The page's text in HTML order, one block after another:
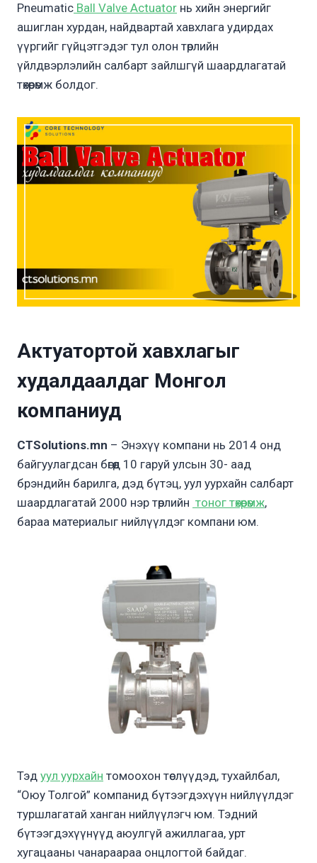
Pneumatic Ball Valve Actuator нь хийн энергийг
ашиглан хурдан, найдвартай хавхлага удирдах
үүргийг гүйцэтгэдэг тул олон төрлийн
үйлдвэрлэлийн салбарт зайлшгүй шаардлагатай
төхөөрөмж болдог.
Актуатортой хавхлагыг
худалдаалдаг Монгол
компаниуд
CTSolutions.mn – Энэхүү компани нь 2014 онд
байгуулагдсан бөгөөд 10 гаруй улсын 30- аад
брэндийн барилга, дэд бүтэц, уул уурхайн салбарт
шаардлагатай 2000 нэр төрлийн тоног төхөөрөмж,
бараа материалыг нийлүүлдэг компани юм.
Тэд уул уурхайн томоохон төслүүдэд, тухайлбал,
“Оюу Толгой” компанид бүтээгдэхүүн нийлүүлдэг
туршлагатай ханган нийлүүлэгч юм. Тэдний
бүтээгдэхүүнүүд аюулгүй ажиллагаа, урт
хугацааны чанараараа онцлогтой байдаг.